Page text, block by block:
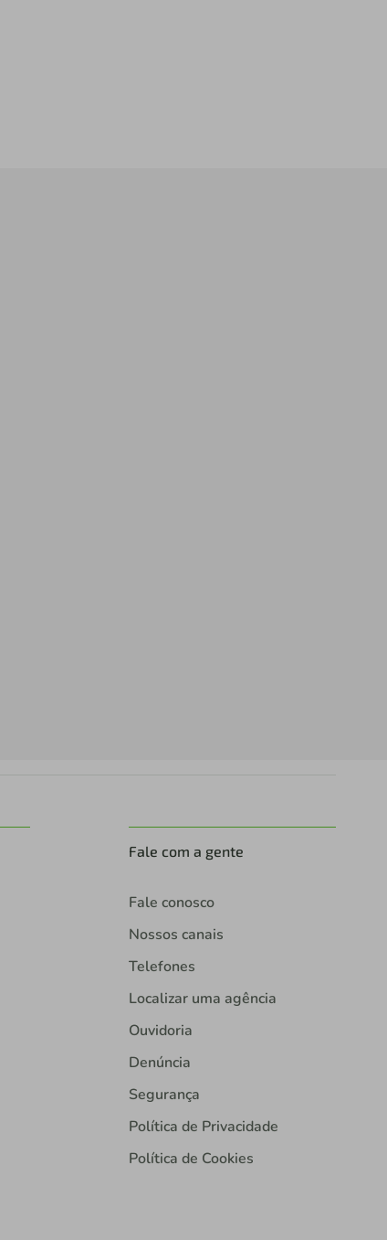
Fale com a gente
Fale conosco
Nossos canais
Telefones
Localizar uma agência
Ouvidoria
Denúncia
Segurança
Política de Privacidade
Política de Cookies